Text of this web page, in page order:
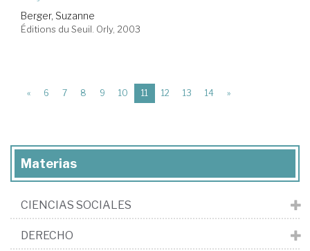
Berger, Suzanne
Éditions du Seuil. Orly, 2003
« 6 7 8 9 10 11 (current)
12 13 14 »
Materias
CIENCIAS SOCIALES
DERECHO